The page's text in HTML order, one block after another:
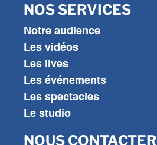
NOS SERVICES
Notre audience
Les vidéos
Les lives
Les événements
Les spectacles
Le studio
NOUS CONTACTER